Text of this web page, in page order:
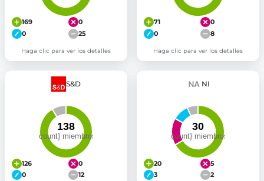
169
0
0
25
Haga clic para ver los detalles
71
0
0
8
Haga clic para ver los detalles
S&D
126
0
0
12
NI
20
5
3
2